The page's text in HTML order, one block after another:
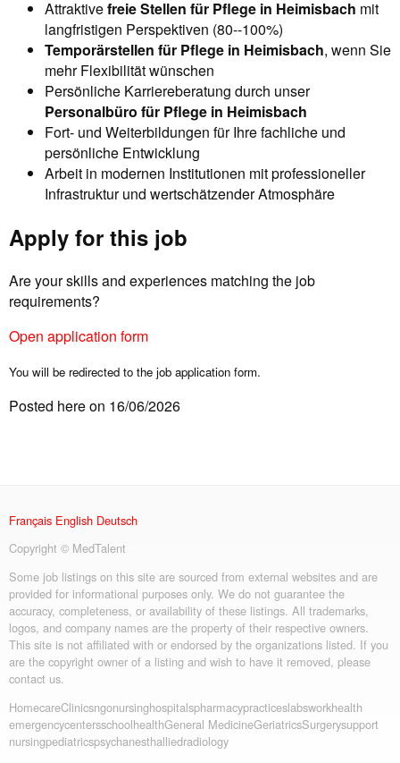
Attraktivefreie Stellen für Pflege in Heimisbach mit
langfristigen Perspektiven (80--100%)
Temporärstellen für Pflege in Heimisbach, wenn Sie
mehr Flexibilität wünschen
Persönliche Karriereberatung durch unser
Personalbüro für Pflege in Heimisbach
Fort- und Weiterbildungen für Ihre fachliche und
persönliche Entwicklung
Arbeit in modernen Institutionen mit professioneller
Infrastruktur und wertschätzender Atmosphäre
Apply for this job
Are your skills and experiences matching the job
requirements?
Open application form
You will be redirected to the job application form.
Posted here on 16/06/2026
Français English Deutsch
Copyright © MedTalent
Some job listings on this site are sourced from external websites and are
provided for informational purposes only. We do not guarantee the
accuracy, completeness, or availability of these listings. All trademarks,
logos, and company names are the property of their respective owners.
This site is not affiliated with or endorsed by the organizations listed. If you
are the copyright owner of a listing and wish to have it removed, please
contact us.
HomecareClinicsngonursinghospitalspharmacypracticeslabsworkhealth
emergencycentersschoolhealthGeneral MedicineGeriatricsSurgerysupport
nursingpediatricspsychanesthalliedradiology